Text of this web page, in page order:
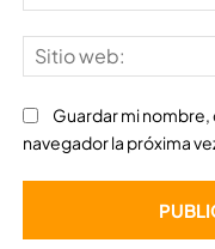
Guardar mi
navegador la próxima